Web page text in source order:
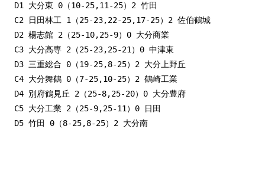
D1 大分東 0（10-25,11-25）2 竹田
C2 日田林工 1（25-23,22-25,17-25）2 佐伯鶴城
D2 楊志館 2（25-10,25-9）0 大分商業
C3 大分高専 2（25-23,25-21）0 中津東
D3 三重総合 0（19-25,8-25）2 大分上野丘
C4 大分舞鶴 0（7-25,10-25）2 鶴崎工業
D4 別府鶴見丘 2（25-8,25-20）0 大分豊府
C5 大分工業 2（25-9,25-11）0 日田
D5 竹田 0（8-25,8-25）2 大分南